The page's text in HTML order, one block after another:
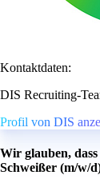
Kontaktdaten:
DIS Recruiting-
Profil von DIS
Wir glauben,
Schweißer (m/w/